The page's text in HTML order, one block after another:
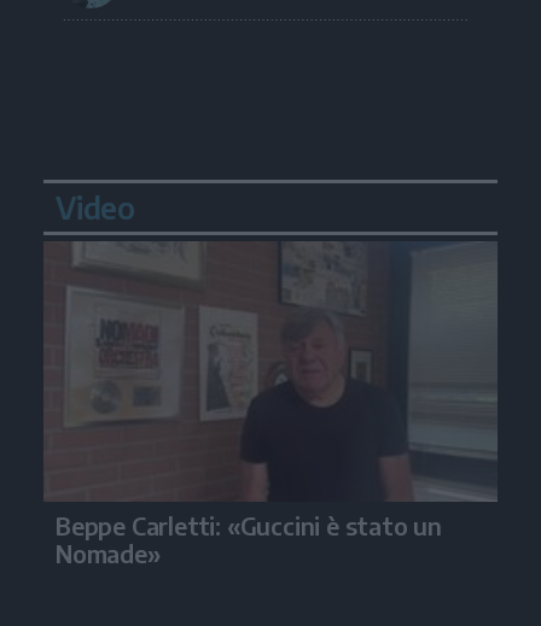
Video
Beppe Carletti: «Guccini è stato un
Nomade»